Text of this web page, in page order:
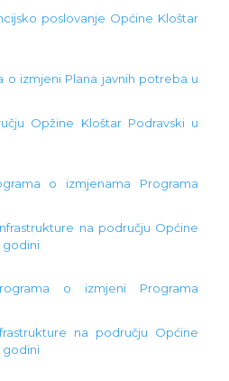
poslovanje Općine Kloštar
o izmjeni Plana javnih potreba u
Opžine Kloštar Podravski u
o izmjenama Programa
na području Općine
godini
o izmjeni Programa
na području Općine
godini